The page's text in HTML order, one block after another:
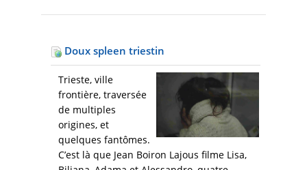
Doux spleen triestin
Trieste, ville
frontière, traversée
de multiples
origines, et
quelques fantômes.
C’est là que Jean Boiron Lajous filme Lisa,